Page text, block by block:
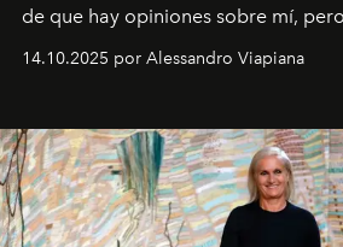
de que hay opiniones sobre mí,
demasiado en cómo me perciben.
pérdida de tiempo", afirma.
14.10.2025 por Alessandro Viapiana